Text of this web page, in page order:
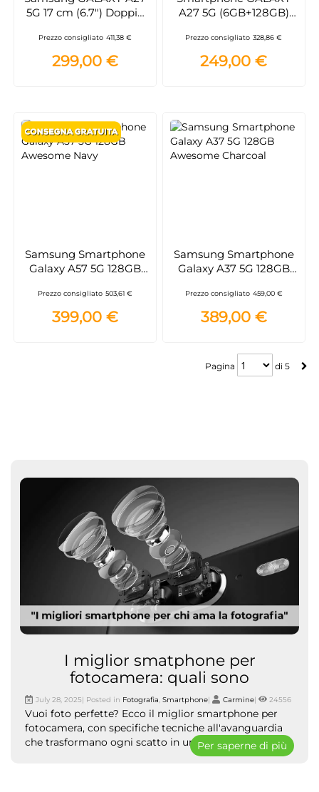
5G 17 cm (6.7") Doppia
tipo-C 8 GB 256 GB
5000 mAh Rosa chiaro
Prezzo consigliato 411,38 €
299,00 €
A27 5G (6GB+128GB)
Prezzo consigliato 328,86 €
249,00 €
Samsung Smartphone
Galaxy A57 5G 128GB
Prezzo consigliato 503,61 €
399,00 €
Samsung Smartphone
Galaxy A37 5G 128GB
Prezzo consigliato 459,00 €
389,00 €
Pagina
Pagina di 5
I miglior smatphone per
fotocamera: quali sono
July 28, 2025| Posted in Fotografia, Smartphone| Carmine| 24556
Vuoi foto perfette? Ecco il miglior smartphone per
fotocamera, con specifiche tecniche all'avanguardia
che trasformano ogni scatto in un capolavoro visivo.
Per saperne di più